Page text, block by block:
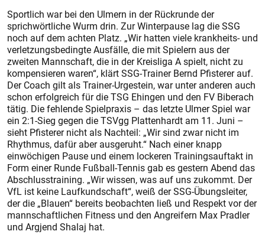
Sportlich war bei den Ulmern in der Rückrunde der
sprichwörtliche Wurm drin. Zur Winterpause lag die SSG
noch auf dem achten Platz. „Wir hatten viele krankheits- und
verletzungsbedingte Ausfälle, die mit Spielern aus der
zweiten Mannschaft, die in der Kreisliga A spielt, nicht zu
kompensieren waren“, klärt SSG-Trainer Bernd Pfisterer auf.
Der Coach gilt als Trainer-Urgestein, war unter anderen auch
schon erfolgreich für die TSG Ehingen und den FV Biberach
tätig. Die fehlende Spielpraxis – das letzte Ulmer Spiel war
ein 2:1-Sieg gegen die TSVgg Plattenhardt am 11. Juni –
sieht Pfisterer nicht als Nachteil: „Wir sind zwar nicht im
Rhythmus, dafür aber ausgeruht.“ Nach einer knapp
einwöchigen Pause und einem lockeren Trainingsauftakt in
Form einer Runde Fußball-Tennis gab es gestern Abend das
Abschlusstraining. „Wir wissen, was auf uns zukommt. Der
VfL ist keine Laufkundschaft“, weiß der SSG-Übungsleiter,
der die „Blauen“ bereits beobachten ließ und Respekt vor der
mannschaftlichen Fitness und den Angreifern Max Pradler
und Argjend Shalaj hat.